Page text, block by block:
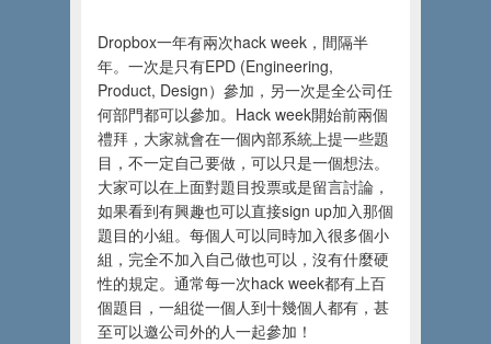
Dropbox一年有兩次hack week，間隔半
年。一次是只有EPD (Engineering,
Product, Design）參加，另一次是全公司任
何部門都可以參加。Hack week開始前兩個
禮拜，大家就會在一個內部系統上提一些題
目，不一定自己要做，可以只是一個想法。
大家可以在上面對題目投票或是留言討論，
如果看到有興趣也可以直接sign up加入那個
題目的小組。每個人可以同時加入很多個小
組，完全不加入自己做也可以，沒有什麼硬
性的規定。通常每一次hack week都有上百
個題目，一組從一個人到十幾個人都有，甚
至可以邀公司外的人一起參加！